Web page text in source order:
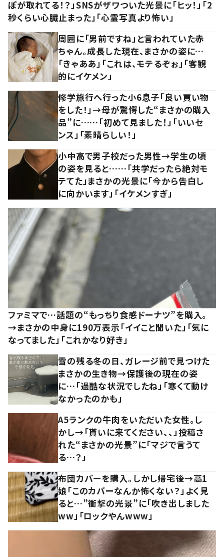
ぽが取れてる！？」SNSがザワついた光景に「ヒッ！」「2
秒くらい心臓止まった」「心霊写真より怖い」
周囲に「男前ですね」と言われていた赤
ちゃん。成長した現在、まさかの姿に…
「きゃああ」「これは、モテるぞぉ」「客観
的にイケメン」
修学旅行へ行った小6息子「良い買い物
をした！」→母が驚愕した“まさかの購入
品”に……「初めて見ました！」「いいセ
ンス」「素晴らしい！」
小中高で男子校だった男性→学生の頃
の姿を見ると……「共学だったら絶対モ
テてた」まさかの光景に「今から告白し
に向かいます」「イケメンすぎ」
ファミマで…話題の“もっちり食感ドーナツ”を購入。
→まさかの中身に190万表示「イイこと聞いた」「気に
なってました」「これかなり好き」
雪の残る冬の日、ガレージ前で見つけた
まさかの生き物→保護後の現在の姿
に…「過酷な状況でしたね」「寒くて動け
なかったのかも」
A5ランクの牛肉をいただいた女性。し
かし→「貰いに来てください、、」投稿さ
れた“まさかの光景”に「マジで言うて
る…？」
布団カバーを購入。しかし帰宅後→高1
娘「このカバーなんか怖くない？」よく見
ると…”衝撃の光景”に「吹き出しました
ww」「ロックやんwww」